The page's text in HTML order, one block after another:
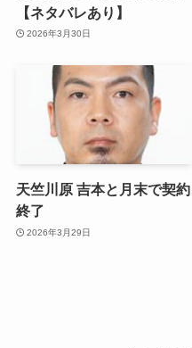
【ネタバレあり】
2026年3月30日
天竺川原 吉本と月末で契約
終了
2026年3月29日